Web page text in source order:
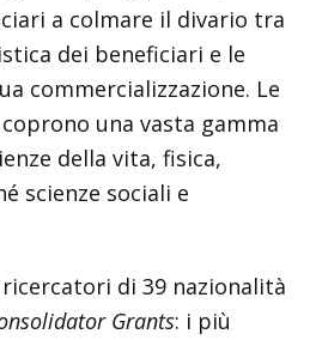
a colmare il divario tra
dei beneficiari e le
commercializzazione. Le
una vasta gamma
della vita, fisica,
scienze sociali e
di 39 nazionalità
Grants: i più